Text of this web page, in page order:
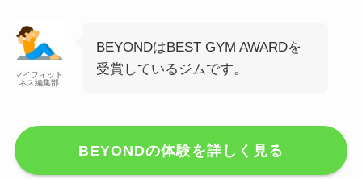
マイフィット
ネス編集部
BEYONDはBEST GYM AWARDを
受賞しているジムです。
BEYONDの体験を詳しく見る